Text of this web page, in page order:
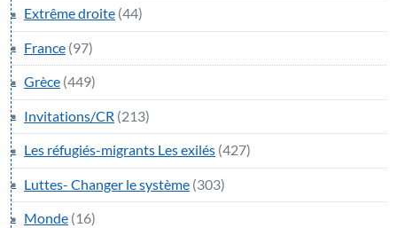
Extrême droite (44)
France (97)
Grèce (449)
Invitations/CR (213)
Les réfugiés-migrants Les exilés (427)
Luttes- Changer le système (303)
Monde (16)